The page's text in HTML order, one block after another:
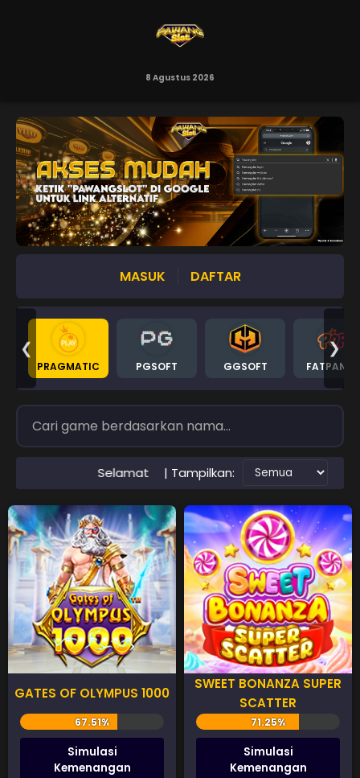
8 Agustus 2026
MASUK DAFTAR
❮
PRAGMATIC PGSOFT GGSOFT FATPANDA
❯
Datang di Situs RTP PAWANGSLOT Slot Gacor
| Tampilkan:
GATES OF OLYMPUS 1000
Simulasi
Kemenangan
SWEET BONANZA SUPER
SCATTER
Simulasi
Kemenangan